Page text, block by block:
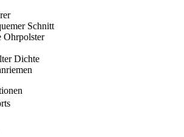
Schnitt
Ohrpolster
Dichte